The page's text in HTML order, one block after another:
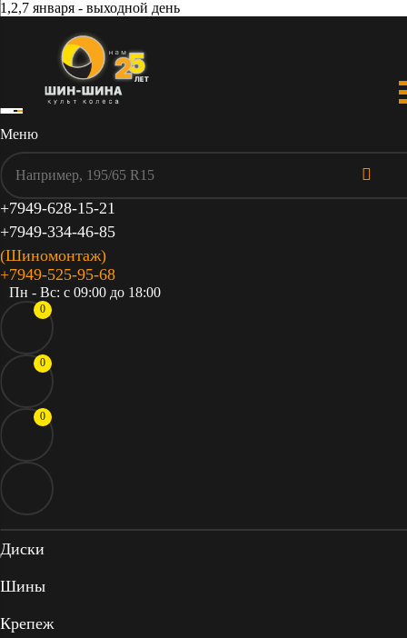
1,2,7 января - выходной день
Меню
+7949-628-15-21
+7949-334-46-85
(Шиномонтаж)
+7949-525-95-68
Пн - Вс: c 09:00 до 18:00
0
0
0
Диски
Шины
Крепеж